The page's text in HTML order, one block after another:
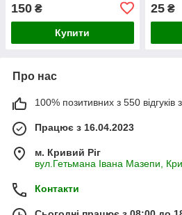
150 ₴
Купити
25₴
Про нас
100% позитивних з 550 відгуків
Працює з 16.04.2023
м. Кривий Ріг
вул.Гетьмана Івана Мазепи,
Контакти